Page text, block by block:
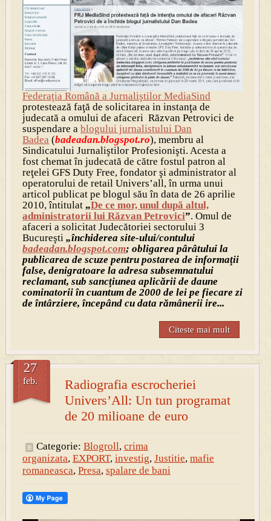
Federaţia Română a Jurnaliştilor MediaSind
protestează faţă de solicitarea in instanţa de
judecată a omului de afaceri Răzvan Petrovici de
suspendare a blogului jurnalistului Dan
Badea (badeadan.blogspot.ro), membru al
Sindicatului Jurnaliştilor Profesionişti. Acesta a
fost chemat în judecată de către fostul patron al
reţelei GFS Duty Free, fondator şi administrator al
operatorului de retail Univers’all, în urma unui
articol publicat pe blogul său în data de 26 aprilie
2010, întitulat „De ce mor, unul după altul,
administratorii lui Răzvan Petrovici”. Omul de
afaceri a solicitat Judecătoriei sectorului 3
Bucureşti „închiderea site-ului/contului
badeadan.blogspot.com; obligarea pârâtului la
publicarea de scuze pentru postarea de informaţii
false, denigratoare la adresa subsemnatului
reclamant, sub sancţiunea aplicării de daune
cominatorii în cuantum de 2000 de lei pe fiecare zi
de întârziere, începând cu data rămânerii ire...
Citeste mai mult
Radiografia escrocheriei
Univers’All: Un tun programat
de 20 milioane de euro
27
feb.
Categorie: Blogroll, crima
organizata, EXPORT, investig, Justitie, mafie
romaneasca, Presa, spalare de bani